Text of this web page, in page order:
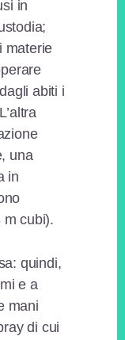
in
materie
abiti i
una
in
m cubi).
quindi,
e a
mani
di cui